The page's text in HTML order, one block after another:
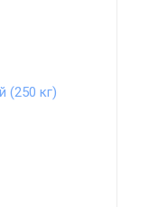
(250 кг)